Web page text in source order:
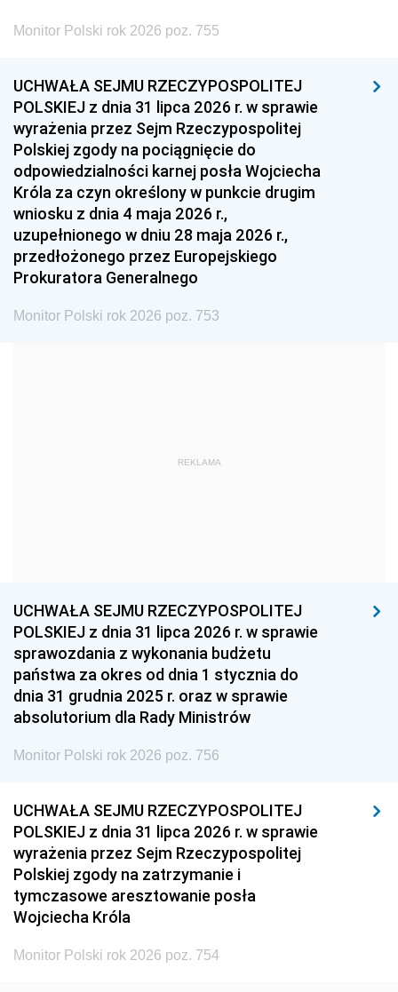
1996 1995 1994
1993 1992 1991
1990 1989
1987 1986 1985
1984 1983
1981 1980 1979
1978 1977
1975 1974
1959
1939 1938 1937
1936 1930
Monitor Polski rok 2026 poz. 755
UCHWAŁA SEJMU RZECZYPOSPOLITEJ
POLSKIEJ z dnia 31 lipca 2026 r. w sprawie
wyrażenia przez Sejm Rzeczypospolitej
Polskiej zgody na pociągnięcie do
odpowiedzialności karnej posła Wojciecha
Króla za czyn określony w punkcie drugim
wniosku z dnia 4 maja 2026 r.,
uzupełnionego w dniu 28 maja 2026 r.,
przedłożonego przez Europejskiego
Prokuratora Generalnego
Monitor Polski rok 2026 poz. 753
REKLAMA
UCHWAŁA SEJMU RZECZYPOSPOLITEJ
POLSKIEJ z dnia 31 lipca 2026 r. w sprawie
sprawozdania z wykonania budżetu
państwa za okres od dnia 1 stycznia do
dnia 31 grudnia 2025 r. oraz w sprawie
absolutorium dla Rady Ministrów
Monitor Polski rok 2026 poz. 756
UCHWAŁA SEJMU RZECZYPOSPOLITEJ
POLSKIEJ z dnia 31 lipca 2026 r. w sprawie
wyrażenia przez Sejm Rzeczypospolitej
Polskiej zgody na zatrzymanie i
tymczasowe aresztowanie posła
Wojciecha Króla
Monitor Polski rok 2026 poz. 754